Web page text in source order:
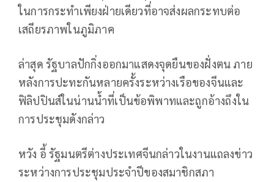
ในการกระทำเพียงฝ่ายเดียวที่อาจส่งผลกระทบต่อ
เสถียรภาพในภูมิภาค
ล่าสุด รัฐบาลปักกิ่งออกมาแสดงจุดยืนของฝั่งตน ภาย
หลังการปะทะกันหลายครั้งระหว่างเรือของจีนและ
ฟิลิปปินส์ในน่านน้ำที่เป็นข้อพิพาทและถูกอ้างถึงใน
การประชุมดังกล่าว
หวัง อี้ รัฐมนตรีต่างประเทศจีนกล่าวในงานแถลงข่าว
ระหว่างการประชุมประจำปีของสมาชิกสภา